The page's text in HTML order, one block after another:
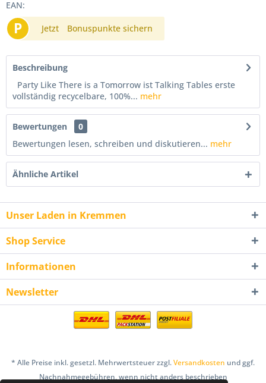
EAN:
P Jetzt Bonuspunkte sichern
Beschreibung
Party Like There is a Tomorrow ist Talking Tables erste
vollständig recycelbare, 100%... mehr
Bewertungen
0
Bewertungen lesen, schreiben und diskutieren... mehr
Ähnliche Artikel
Unser Laden in Kremmen
Shop Service
Informationen
Newsletter
* Alle Preise inkl. gesetzl. Mehrwertsteuer zzgl.Versandkosten und ggf.
Nachnahmegebühren, wenn nicht anders beschrieben